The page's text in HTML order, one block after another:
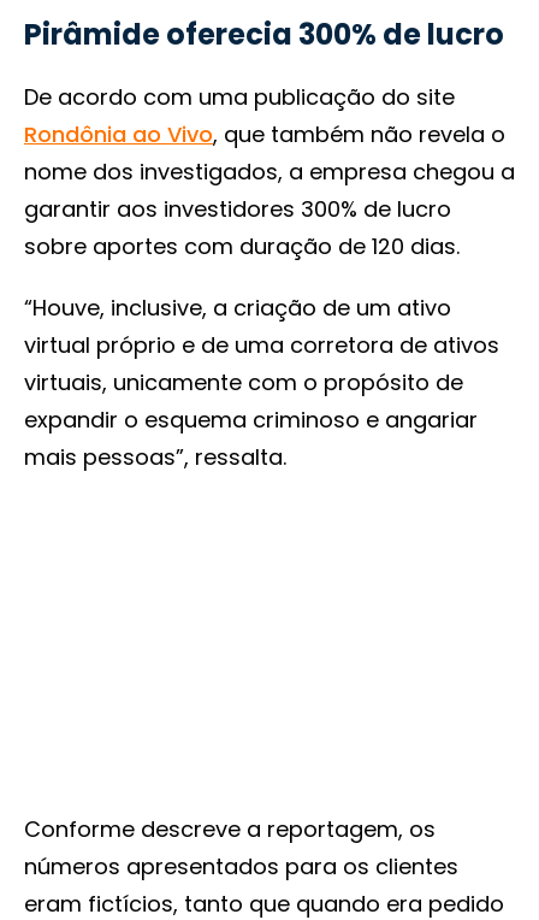
Pirâmide oferecia 300% de lucro
De acordo com uma publicação do site
Rondônia ao Vivo, que também não revela o
nome dos investigados, a empresa chegou a
garantir aos investidores 300% de lucro
sobre aportes com duração de 120 dias.
“Houve, inclusive, a criação de um ativo
virtual próprio e de uma corretora de ativos
virtuais, unicamente com o propósito de
expandir o esquema criminoso e angariar
mais pessoas”, ressalta.
Conforme descreve a reportagem, os
números apresentados para os clientes
eram fictícios, tanto que quando era pedido